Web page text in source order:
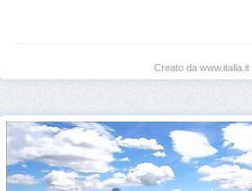
Creato da www.italia.it